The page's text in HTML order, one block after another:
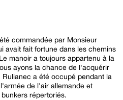
commandée par Monsieur
avait fait fortune dans les chemins
manoir a toujours appartenu à la
ayons la chance de l'acquérir
a été occupé pendant la
de l'air allemande et
répertoriés.